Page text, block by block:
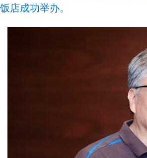
饭店成功举办。